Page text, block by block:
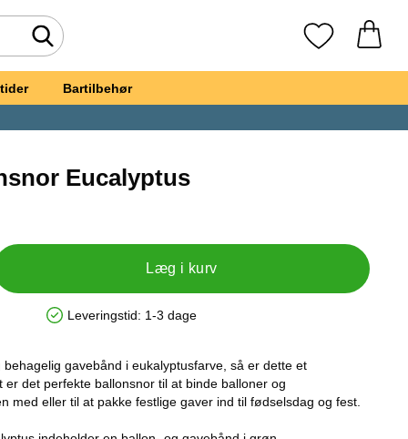
Foretag søgning Mine favoritter
Bartilbehør
Eucalyptus
Læg i kurv
Produkttilgængelighed: På lager
Leveringstid: 1-3 dage
gavebånd i eukalyptusfarve, så er dette et
er det perfekte ballonsnor til at binde balloner og
med eller til at pakke festlige gaver ind til fødselsdag og fest.